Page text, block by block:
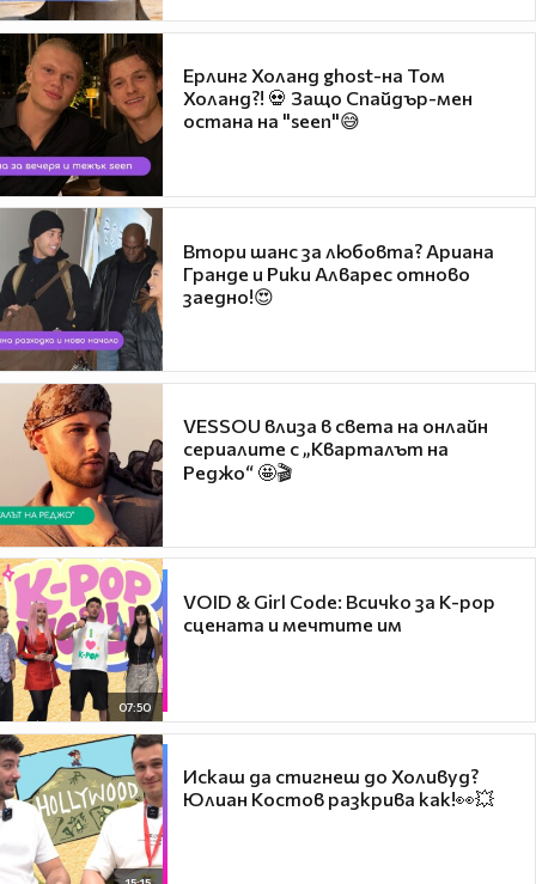
Ерлинг Холанд ghost-на Том
Холанд?! 💀 Защо Спайдър-мен
остана на "seen"😅
Втори шанс за любовта? Ариана
Гранде и Рики Алварес отново
заедно!😍
VESSOU влиза в света на онлайн
сериалите с „Кварталът на
Реджо“ 🤩🎬
07:50
VOID & Girl Code: Всичко за K-pop
сцената и мечтите им
Искаш да стигнеш до Холивуд?
Юлиан Костов разкрива как!👀💥